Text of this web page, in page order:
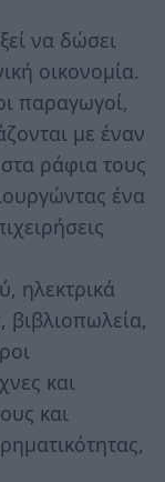
να δώσει
οικονομία.
παραγωγοί,
με έναν
ράφια τους
ένα
ηλεκτρικά
βιβλιοπωλεία,
και
και